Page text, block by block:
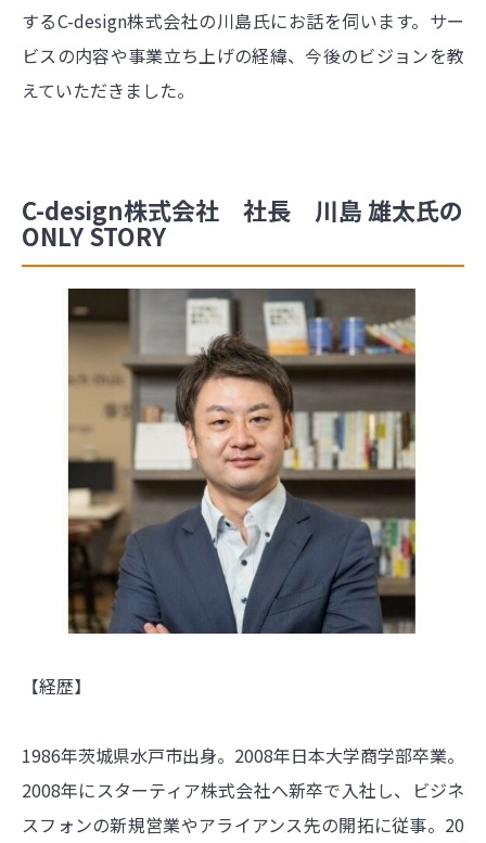
するC-design株式会社の川島氏にお話を伺います。サー
ビスの内容や事業立ち上げの経緯、今後のビジョンを教
えていただきました。
C-design株式会社 社長 川島 雄太氏の
ONLY STORY
【経歴】
1986年茨城県水戸市出身。2008年日本大学商学部卒業。
2008年にスターティア株式会社へ新卒で入社し、ビジネ
スフォンの新規営業やアライアンス先の開拓に従事。20